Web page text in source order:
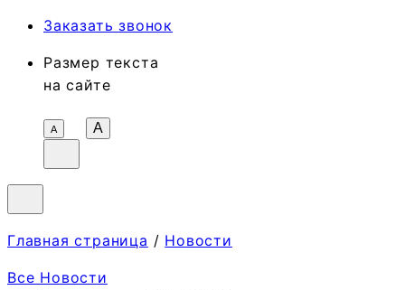
Заказать звонок
Размер текста
на сайте
А A
Главная страница / Новости
Все Новости